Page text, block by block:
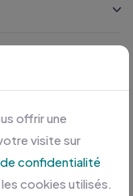
offrir une
visite sur
confidentialité
cookies utilisés.